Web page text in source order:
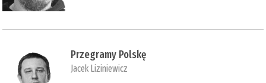
Przegramy Polskę
Jacek Liziniewicz